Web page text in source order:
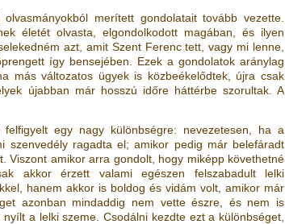
merített gondolatait tovább vezette.
életét olvasta, elgondolkodott magában, és ilyen
azt, amit Szent Ferenc tett, vagy mi lenne,
így bensejében. Ezek a gondolatok aránylag
más változatos ügyek is közbeékelődtek, újra csak
újabban már hosszú időre háttérbe szorultak. A
egy nagy különbségre: nevezetesen, ha a
szenvedély ragadta el; amikor pedig már belefáradt
Viszont amikor arra gondolt, hogy miképp követhetné
akkor érzett valami egészen felszabadult lelki
hanem akkor is boldog és vidám volt, amikor már
azonban mindaddig nem vette észre, és nem is
a lelki szeme. Csodálni kezdte ezt a különbséget,